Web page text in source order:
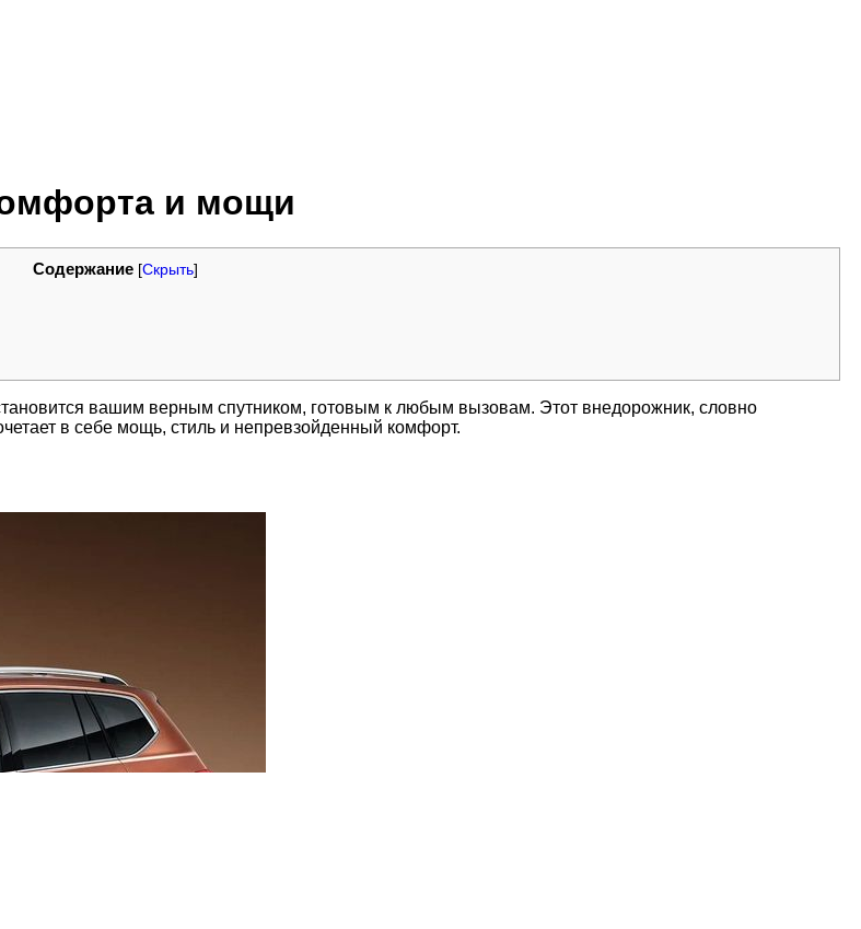
и мощи
Содержание [Скрыть]
вашим верным спутником, готовым к любым вызовам. Этот внедорожник, словно
в себе мощь, стиль и непревзойденный комфорт.